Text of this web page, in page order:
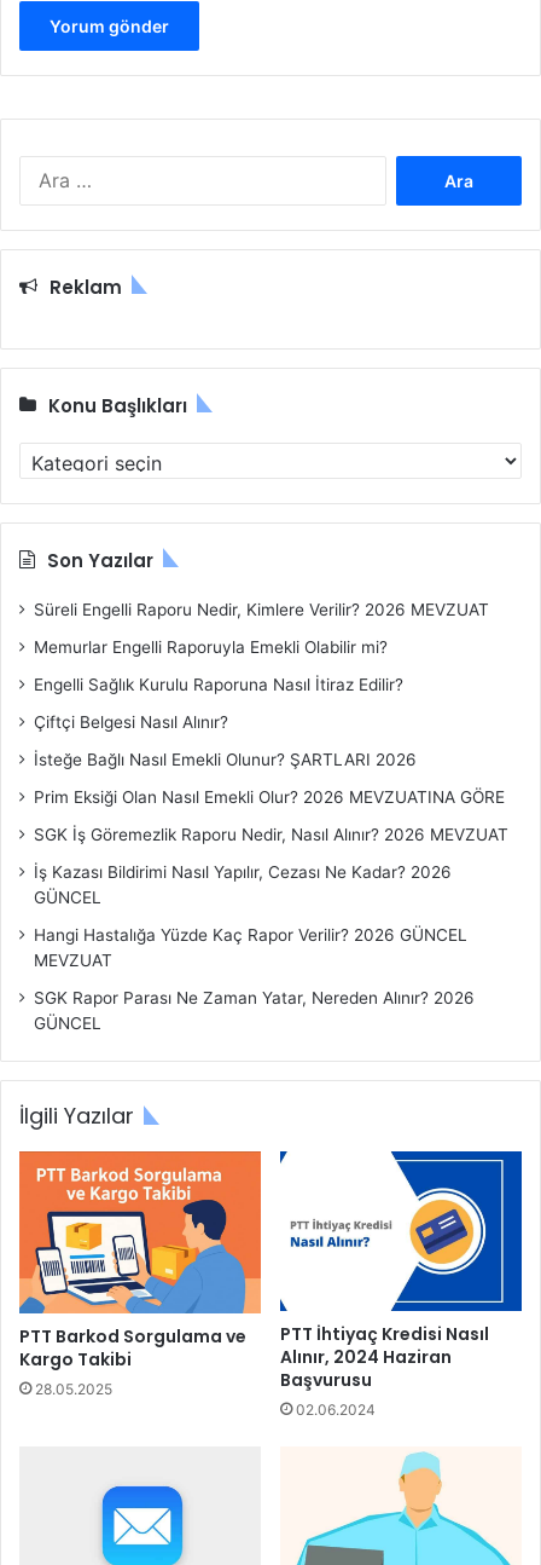
m
Reklam
Konu Başlıkları
o
n
B
ş
ı
k
r
Son Yazılar
Süreli Engelli Raporu Nedir, Kimlere Verilir? 2026 MEVZUAT
Memurlar Engelli Raporuyla Emekli Olabilir mi?
Engelli Sağlık Kurulu Raporuna Nasıl İtiraz Edilir?
Çiftçi Belgesi Nasıl Alınır?
İsteğe Bağlı Nasıl Emekli Olunur? ŞARTLARI 2026
Prim Eksiği Olan Nasıl Emekli Olur? 2026 MEVZUATINA GÖRE
SGK İş Göremezlik Raporu Nedir, Nasıl Alınır? 2026 MEVZUAT
İş Kazası Bildirimi Nasıl Yapılır, Cezası Ne Kadar? 2026
GÜNCEL
Hangi Hastalığa Yüzde Kaç Rapor Verilir? 2026 GÜNCEL
MEVZUAT
SGK Rapor Parası Ne Zaman Yatar, Nereden Alınır? 2026
GÜNCEL
İlgili Yazılar
PTT Barkod Sorgulama ve
Kargo Takibi
28.05.2025
PTT İhtiyaç Kredisi Nasıl
Alınır, 2024 Haziran
Başvurusu
02.06.2024